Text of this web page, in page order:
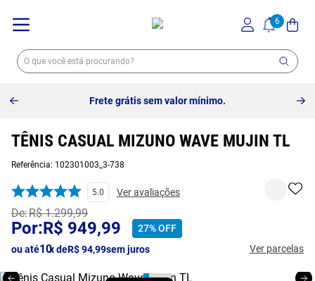
Frete grátis sem valor mínimo.
TÊNIS CASUAL MIZUNO WAVE MUJIN TL
Referência: 102301003_3-738
5.0 Ver avaliações
R$ 1.299,99
R$ 949,99 27%OFF
ou até10x deR$94,99sem juros Ver parcelas